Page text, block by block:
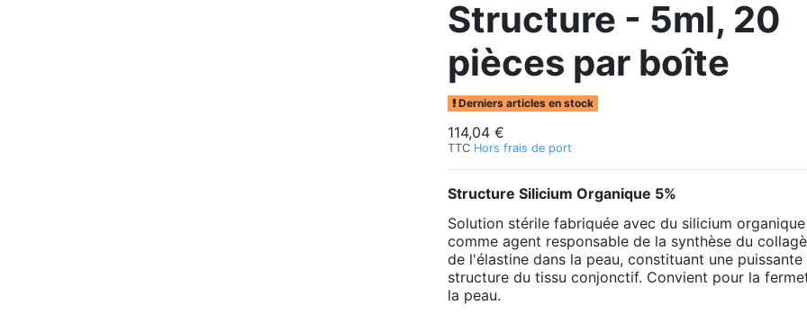
Structure - 5ml, 20
pièces par boîte
Derniers articles en stock
114,04 €
TTC Hors frais de port
Structure Silicium Organique 5%
Solution stérile fabriquée avec du silicium
comme agent responsable de la synthèse du
de l'élastine dans la peau, constituant une puissante
structure du tissu conjonctif. Convient pour la
la peau.